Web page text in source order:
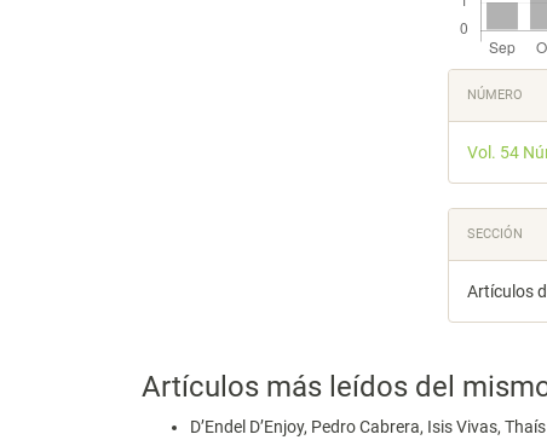
del
NÚMERO
Vol. 54
SECCIÓN
Artículos
Artículos más leídos del
D’Endel D’Enjoy, Pedro Cabrera, Isis Vivas,